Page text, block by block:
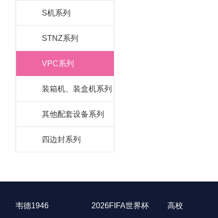
S机系列
STNZ系列
VPC系列
装箱机、装盒机系列
其他配套设备系列
四边封系列
韦德1946 2026FIFA世界杯 高校